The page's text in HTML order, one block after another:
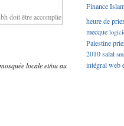
doit être accomplie
locale et/ou au
Finance
heure de
mecque
Palestine
2010salat
intégralweb